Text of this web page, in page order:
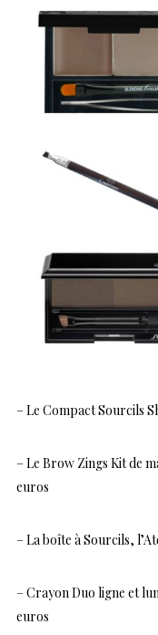
– Le Compact Sourcils
– Le Brow Zings Kit de
euros
– La boîte à Sourcils,
– Crayon Duo ligne et
euros